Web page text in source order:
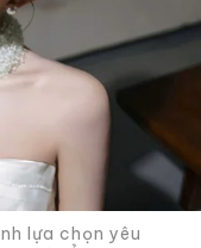
lựa chọn yêu